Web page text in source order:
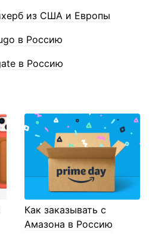
из США и Европы
в Россию
в Россию
Как заказывать с
Амазона в Россию